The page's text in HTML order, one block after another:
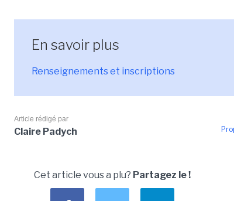
En savoir plus
Renseignements et inscriptions
Article rédigé par
Claire Padych
Cet article vous a plu? Partagez le !